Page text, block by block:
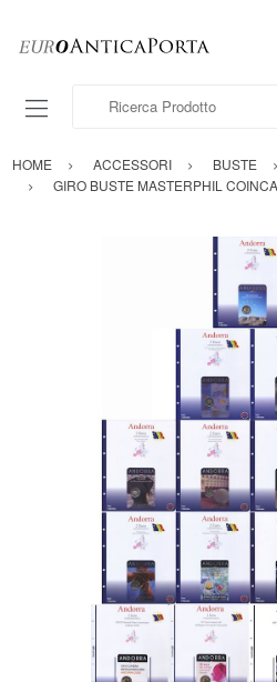
Ricerca Prodotto
HOME ACCESSORI BUSTE
GIRO BUSTE MASTERPHIL